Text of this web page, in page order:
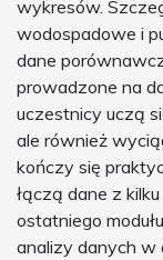
wykresów.
wodospadowe i
dane
prowadzone na
uczestnicy uczą
ale również
kończy się
łączą dane z
ostatniego
analizy danych w